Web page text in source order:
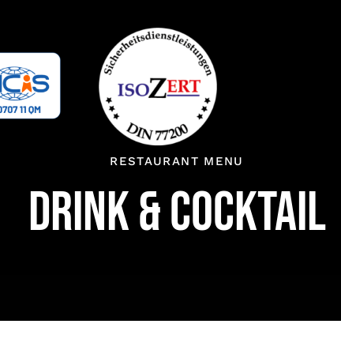
RESTAURANT MENU
DRINK & COCKTAIL